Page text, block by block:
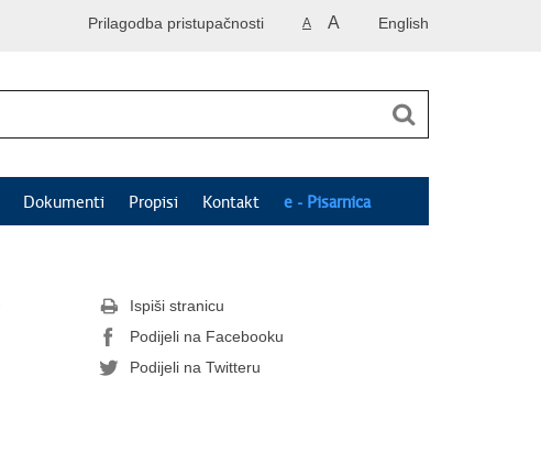
English
A A
Prilagodba pristupačnosti
Dokumenti Propisi Kontakt e - Pisarnica
Ispiši stranicu
Podijeli na Facebooku
Podijeli na Twitteru